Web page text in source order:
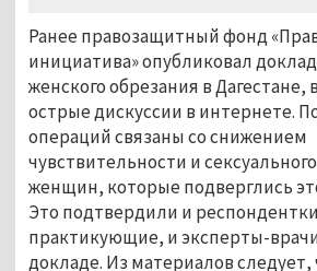
Ранее правозащитный фонд
инициатива» опубликовал
женского обрезания в
острые дискуссии в интернете.
операций связаны со снижением
чувствительности и
женщин, которые подверглись
Это подтвердили и
практикующие, и эксперты-
докладе. Из материалов следует,